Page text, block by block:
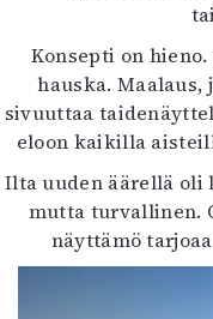
Konsepti on
hauska. Maalaus,
sivuuttaa
eloon kaikilla
Ilta uuden äärellä
mutta turvallinen.
näyttämö